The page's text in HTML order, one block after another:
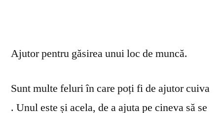
Ajutor pentru găsirea unui loc de muncă.
Sunt multe feluri în care poți fi de ajutor cuiva
. Unul este și acela, de a ajuta pe cineva să se